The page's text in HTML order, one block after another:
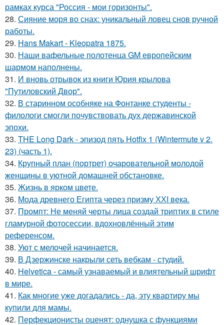
рамках курса "Россия - мои горизонты".
28. Сияние моря во снах: уникальный ловец снов ручной
работы.
29. Hans Makart - Kleopatra 1875.
30. Наши вафельные полотенца GM европейским
шармом наполнены.
31. И вновь отрывок из книги Юрия крылова
"Путиловский Двор".
32. В старинном особняке на Фонтанке студенты -
филологи смогли почувствовать дух державинской
эпохи.
33. THE Long Dark - эпизод пять Hotfix 1 (Wintermute v 2.
23) (часть 1).
34. Крупный план (портрет) очаровательной молодой
женщины в уютной домашней обстановке.
35. Жизнь в ярком цвете.
36. Мода древнего Египта через призму ХХI века.
37. Промпт: Не меняй черты лица создай триптих в стиле
гламурной фотосессии, вдохновлённый этим
референсом.
38. Уют с мелочей начинается.
39. В Дзержинске накрыли сеть вебкам - студий.
40. Helvetica - самый узнаваемый и влиятельный шрифт
в мире.
41. Как многие уже догадались - да, эту квартиру мы
купили для мамы.
42. Перфекционисты оценят: однушка с функциями